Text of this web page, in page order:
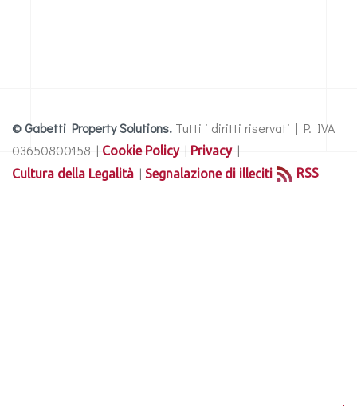
© Gabetti Property Solutions. Tutti i diritti riservati | P. IVA
03650800158 | Cookie Policy| Privacy|
Cultura della Legalità | Segnalazione di illeciti RSS